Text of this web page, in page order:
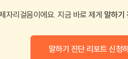
자리걸음이에요. 지금 바로 제게 말하기
말하기 진단 리포트 신청